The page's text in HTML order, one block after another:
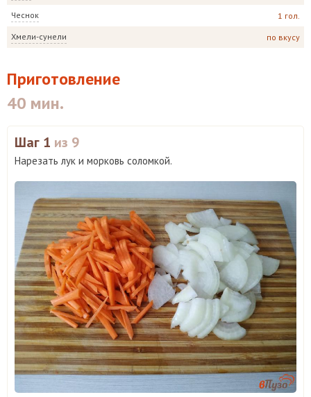
Чеснок 1 гол.
Хмели-сунели по вкусу
Приготовление
40 мин.
Шаг 1 из 9
Нарезать лук и морковь соломкой.